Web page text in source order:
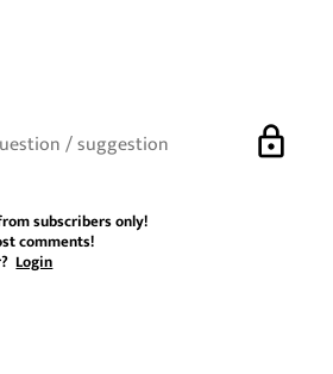
lock
subscribers only!
comments!
Login